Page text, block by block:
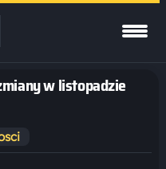
w listopadzie